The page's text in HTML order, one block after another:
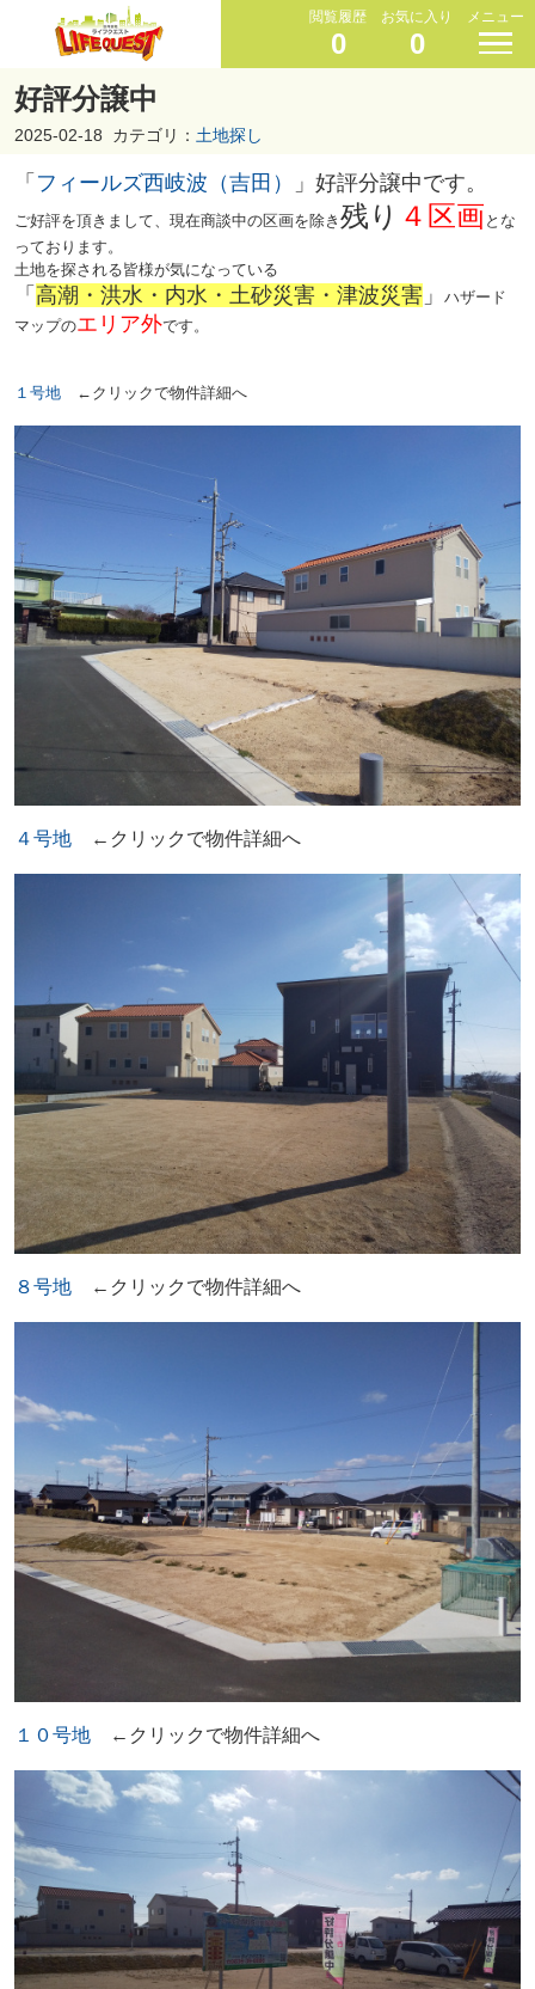
閲覧履歴
0
お気に入り
0
メニュー
好評分譲中
2025-02-18 カテゴリ： 土地探し
「 フィールズ西岐波（吉田） 」好評分譲中です。
ご好評を頂きまして、現在商談中の区画を除き 残り ４区画 とな
っております。
土地を探される皆様が気になっている
「 高潮・洪水・内水・土砂災害・津波災害 」
ハザード
マップのエリア外です。
１号地←クリックで物件詳細へ
４号地←クリックで物件詳細へ
８号地←クリックで物件詳細へ
１０号地←クリックで物件詳細へ